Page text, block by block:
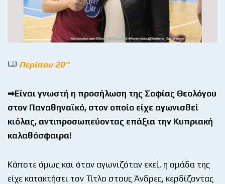
Περίπου 20“
➡Είναι γνωστή η προσήλωση της Σοφίας Θεολόγου
στον Παναθηναϊκό, στον οποίο είχε αγωνισθεί
κιόλας, αντιπροσωπεύοντας επάξια την Κυπριακή
καλαθόσφαιρα!
Κάποτε όμως και όταν αγωνιζόταν εκεί, η ομάδα της
είχε κατακτήσει τον Τίτλο στους Άνδρες, κερδίζοντας